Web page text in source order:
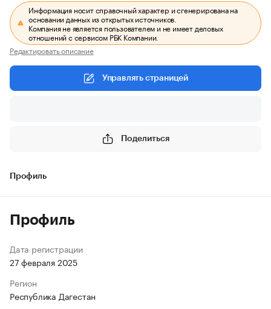
Информация носит справочный характер и сгенерирована на
основании данных из открытых источников.
Компания не является пользователем и не имеет деловых
отношений с сервисом РБК Компании.
Редактировать описание
Управлять страницей
Поделиться
Профиль
Профиль
Дата регистрации
27 февраля 2025
Регион
Республика Дагестан